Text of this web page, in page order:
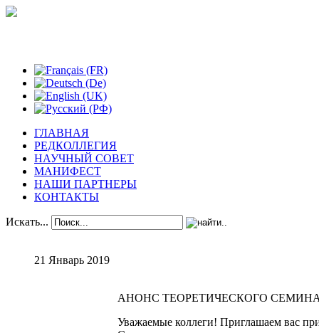
ГЛАВНАЯ
РЕДКОЛЛЕГИЯ
НАУЧНЫЙ СОВЕТ
МАНИФЕСТ
НАШИ ПАРТНЕРЫ
КОНТАКТЫ
Искать...
21 Январь 2019
АНОНС ТЕОРЕТИЧЕСКОГО
Уважаемые коллеги! Приглашаем вас